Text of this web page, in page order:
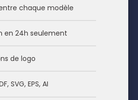
chaque modèle
en 24h seulement
de logo
SVG, EPS, AI